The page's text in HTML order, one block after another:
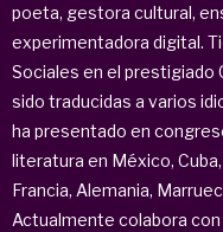
poeta, gestora cultural,
experimentadora digital.
Sociales en el prestigiado
sido traducidas a varios
ha presentado en
literatura en México,
Francia, Alemania,
Actualmente colabora